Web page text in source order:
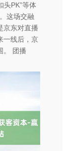
头PK”等体
这场交融
京东对直播
一线后，京
。 团播